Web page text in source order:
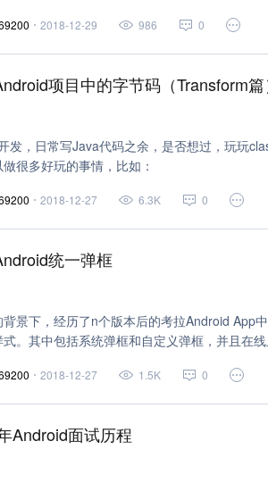
不全，解决的问题依赖的方面太多：kernel层、
层面的单一化。 本文我们不过多讨论KE的问
Android源码这方面是如何做的。
2018-12-29 986 0
项目中的字节码（Transform篇
发，日常写Java代码之余，是否想过，玩玩
很多好玩的事情，比如：
2018-12-27 6.3K 0
统一弹框
景下，经历了n个版本后的考拉Android App
。其中包括系统弹框和自定义弹框，并且在
的异常，而现有的解决方法是通过
率不高，而且覆盖不全，开发过程中容易遗
大，能构造各种弹框，但是使用复杂，样式
2018-12-27 1.5K 0
Android面试历程